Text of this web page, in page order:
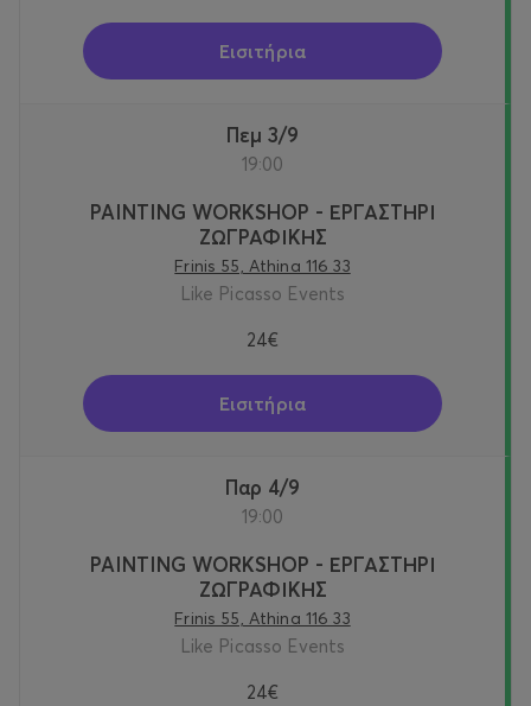
Εισιτήρια
Πεμ 3/9
19:00
PAINTING WORKSHOP - ΕΡΓΑΣΤΗΡΙ
ΖΩΓΡΑΦΙΚΗΣ
Frinis 55, Athina 116 33
Like Picasso Events
24€
Εισιτήρια
Παρ 4/9
19:00
PAINTING WORKSHOP - ΕΡΓΑΣΤΗΡΙ
ΖΩΓΡΑΦΙΚΗΣ
Frinis 55, Athina 116 33
Like Picasso Events
24€